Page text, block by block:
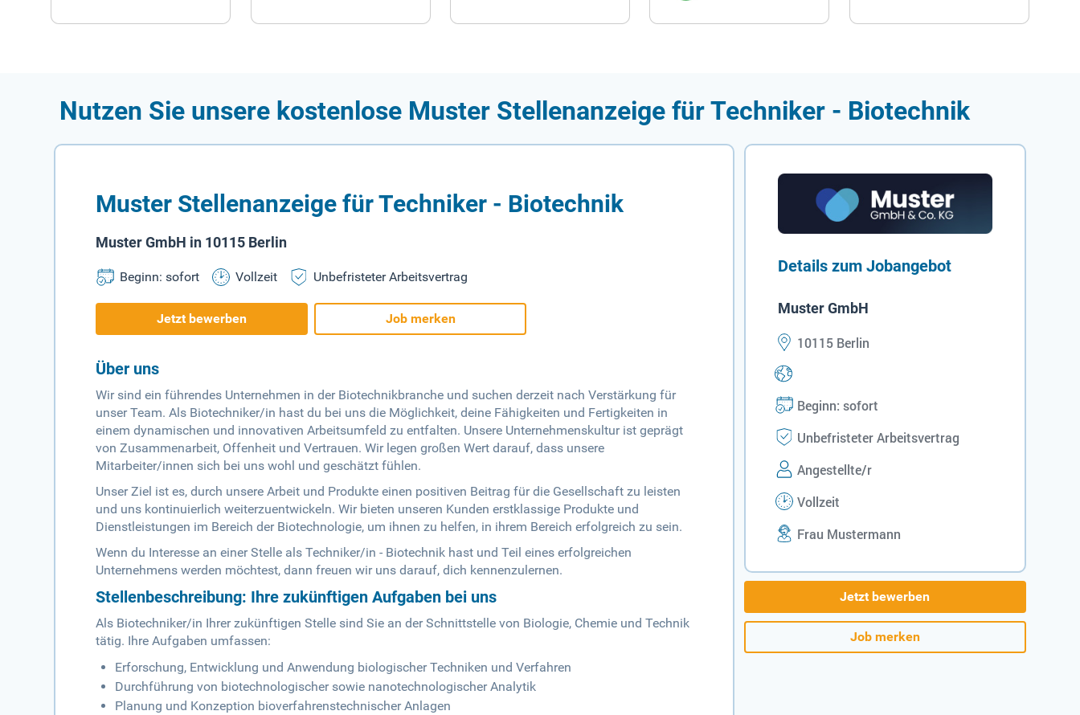
Nutzen Sie unsere kostenlose Muster Stellenanzeige für Techniker - Biotechnik
Muster Stellenanzeige für Techniker - Biotechnik
Muster GmbH in 10115 Berlin
Beginn: sofort Vollzeit Unbefristeter Arbeitsvertrag
Jetzt bewerben Job merken
Über uns
Wir sind ein führendes Unternehmen in der Biotechnikbranche und suchen derzeit nach Verstärkung für
unser Team. Als Biotechniker/in hast du bei uns die Möglichkeit, deine Fähigkeiten und Fertigkeiten in
einem dynamischen und innovativen Arbeitsumfeld zu entfalten. Unsere Unternehmenskultur ist geprägt
von Zusammenarbeit, Offenheit und Vertrauen. Wir legen großen Wert darauf, dass unsere
Mitarbeiter/innen sich bei uns wohl und geschätzt fühlen.
Unser Ziel ist es, durch unsere Arbeit und Produkte einen positiven Beitrag für die Gesellschaft zu leisten
und uns kontinuierlich weiterzuentwickeln. Wir bieten unseren Kunden erstklassige Produkte und
Dienstleistungen im Bereich der Biotechnologie, um ihnen zu helfen, in ihrem Bereich erfolgreich zu sein.
Wenn du Interesse an einer Stelle als Techniker/in - Biotechnik hast und Teil eines erfolgreichen
Unternehmens werden möchtest, dann freuen wir uns darauf, dich kennenzulernen.
Stellenbeschreibung: Ihre zukünftigen Aufgaben bei uns
Als Biotechniker/in Ihrer zukünftigen Stelle sind Sie an der Schnittstelle von Biologie, Chemie und Technik
tätig. Ihre Aufgaben umfassen:
Erforschung, Entwicklung und Anwendung biologischer Techniken und Verfahren
Durchführung von biotechnologischer sowie nanotechnologischer Analytik
Planung und Konzeption bioverfahrenstechnischer Anlagen
Details zum Jobangebot
Muster GmbH
10115 Berlin
Beginn: sofort
Unbefristeter Arbeitsvertrag
Angestellte/r
Vollzeit
Frau Mustermann
Jetzt bewerben
Job merken